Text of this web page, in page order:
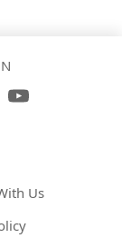
Us